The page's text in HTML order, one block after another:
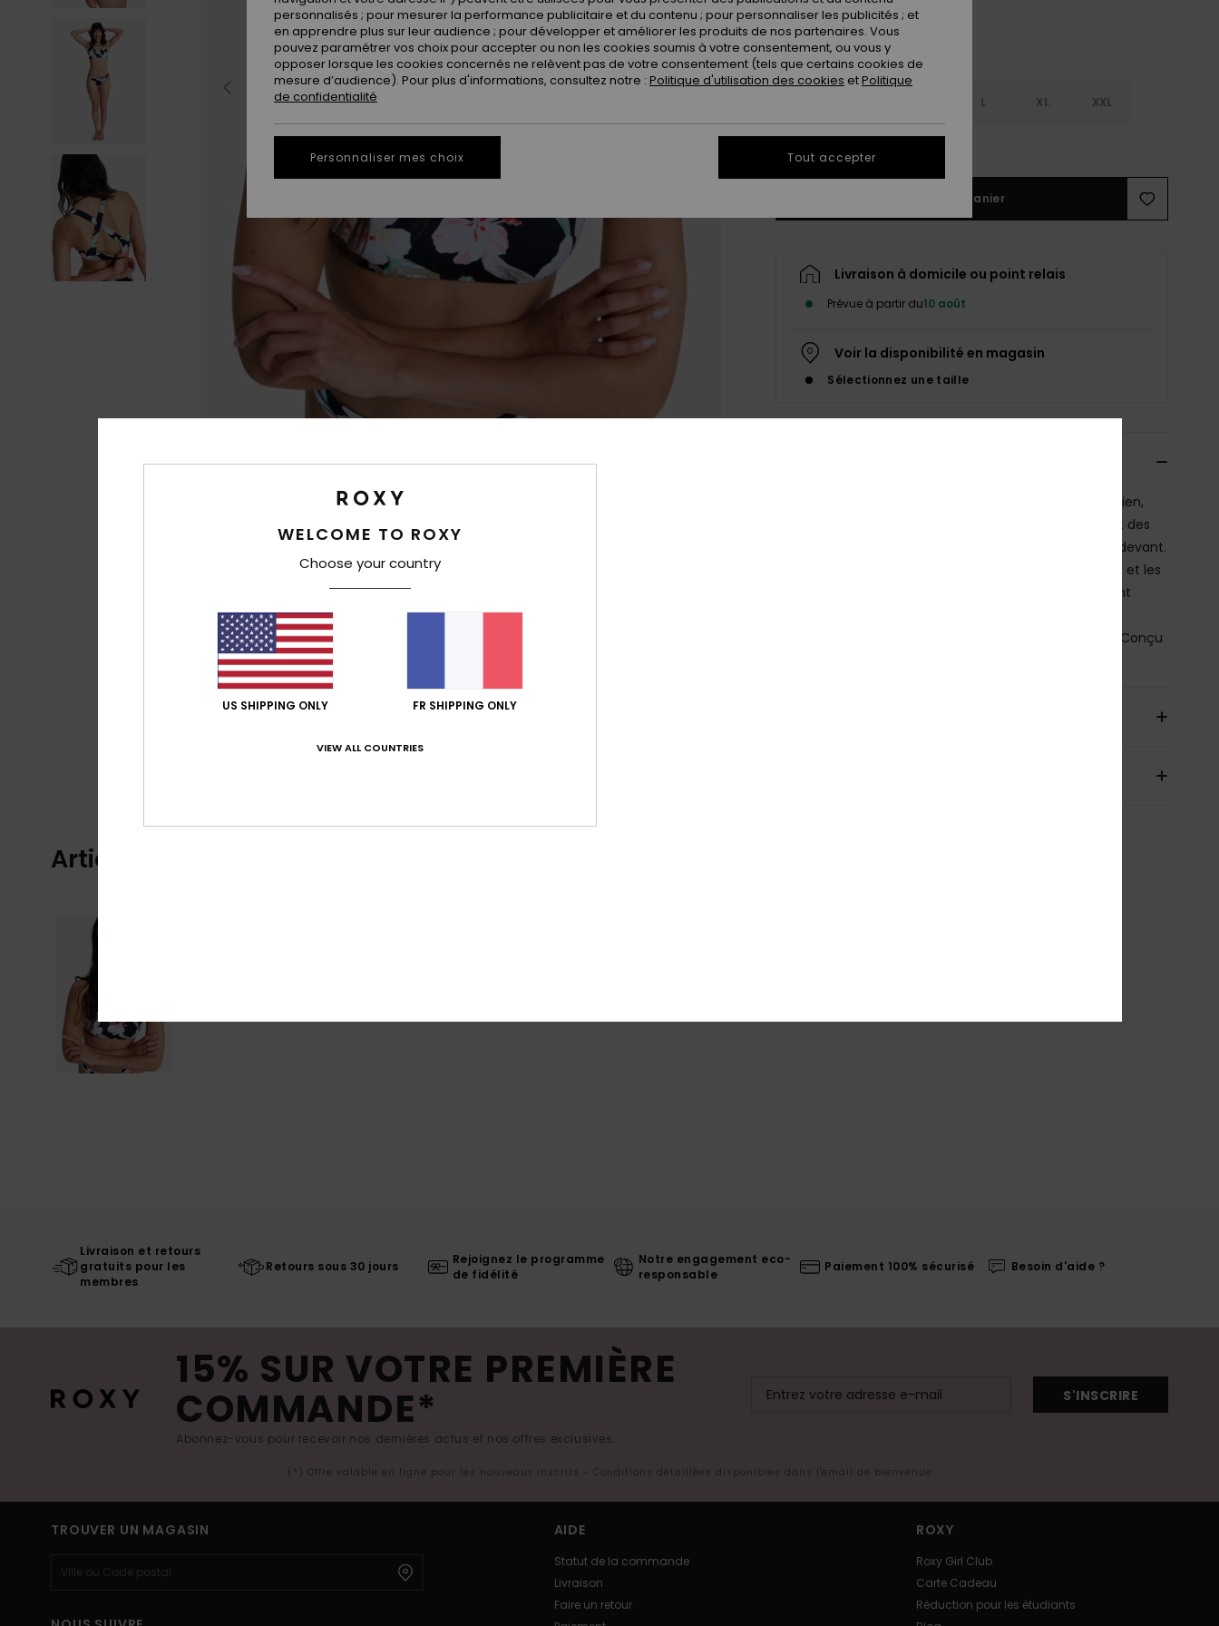
L XL XXL
Ajouter au panier
Livraison à domicile ou point relais
Prévue à partir du10 août
Voir la disponibilité en magasin
Sélectionnez une taille
Conçue pour l’action et pensée pour offrir un vrai soutien,
cette bralette sport ROXY offre un décolleté arrondi et des
bretelles larges pour plus de confort et de couvrance devant.
Au dos, les bretelles se croisent pour libérer les épaules et les
omoplates, vous offrant une amplitude de mouvement
vagues. Maintien performant. Liberté de mouvement. Conçu
Articles vus récemment
Livraison et retours
gratuits pour les
membres
Retours sous 30 jours
Rejoignez le programme
de fidélité
Notre engagement eco-
responsable
Paiement 100% sécurisé Besoin d'aide ?
15% SUR VOTRE PREMIÈRE
COMMANDE*
Abonnez-vous pour recevoir nos dernières actus et nos offres exclusives.
S'INSCRIRE
(*) Offre valable en ligne pour les nouveaux inscrits - Conditions détaillées disponibles dans l'email de bienvenue
TROUVER UN MAGASIN AIDE
Statut de la commande
Livraison
Faire un retour
ROXY
Roxy Girl Club
Carte Cadeau
Réduction pour les étudiants
WELCOME TO ROXY
Choose your country
US SHIPPING ONLY FR SHIPPING ONLY
VIEW ALL COUNTRIES
personnalisés ; pour mesurer la performance publicitaire et du contenu ; pour personnaliser les publicités ; et
en apprendre plus sur leur audience ; pour développer et améliorer les produits de nos partenaires. Vous
pouvez paramétrer vos choix pour accepter ou non les cookies soumis à votre consentement, ou vous y
opposer lorsque les cookies concernés ne relèvent pas de votre consentement (tels que certains cookies de
mesure d’audience). Pour plus d'informations, consultez notre : Politique d'utilisation des cookies etPolitique
de confidentialité
Personnaliser mes choix Tout accepter